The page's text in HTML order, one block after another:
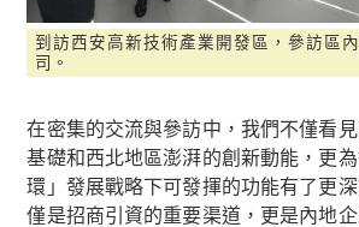
到訪西安高新技術產業開發區，參訪區
司。
在密集的交流與參訪中，我們不僅看
基礎和西北地區澎湃的創新動能，更
環」發展戰略下可發揮的功能有了更
僅是招商引資的重要渠道，更是內地